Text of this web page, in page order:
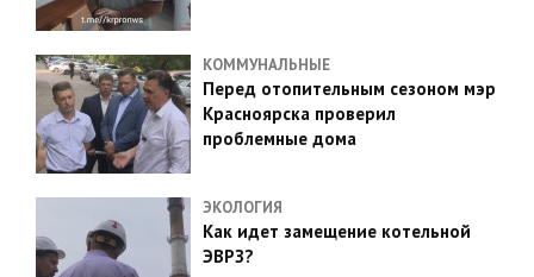
КОММУНАЛЬНЫЕ
Перед отопительным сезоном мэр
Красноярска проверил
проблемные дома
ЭКОЛОГИЯ
Как идет замещение котельной
ЭВРЗ?